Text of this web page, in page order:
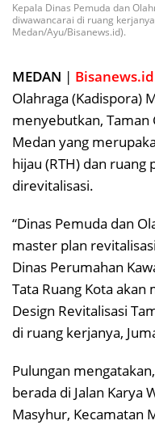
Kepala Dinas Pemuda dan
diwawancarai di ruang
Medan/Ayu/Bisanews.id).
MEDAN | Bisanews.id
Olahraga (Kadispora)
menyebutkan, Taman
Medan yang
hijau (RTH) dan ruang
direvitalisasi.
“Dinas Pemuda dan
master plan
Dinas Perumahan
Tata Ruang Kota
Design Revitalisasi
di ruang kerjanya,
Pulungan
berada di Jalan Karya
Masyhur, Kecamatan